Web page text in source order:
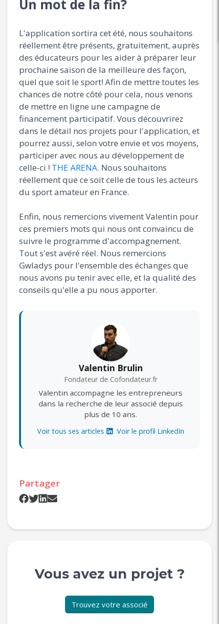
Un mot de la fin?
L'application sortira cet été, nous souhaitons
réellement être présents, gratuitement, auprès
des éducateurs pour les aider à préparer leur
prochaine saison de la meilleure des façon,
quel que soit le sport! Afin de mettre toutes les
chances de notre côté pour cela, nous venons
de mettre en ligne une campagne de
financement participatif. Vous découvrirez
dans le détail nos projets pour l'application, et
pourrez aussi, selon votre envie et vos moyens,
participer avec nous au développement de
celle-ci ! THE ARENA. Nous souhaitons
réellement que ce soit celle de tous les acteurs
du sport amateur en France.
Enfin, nous remercions vivement Valentin pour
ces premiers mots qui nous ont convaincu de
suivre le programme d'accompagnement.
Tout s'est avéré réel. Nous remercions
Gwladys pour l'ensemble des échanges que
nous avons pu tenir avec elle, et la qualité des
conseils qu'elle a pu nous apporter.
Valentin Brulin
Fondateur de Cofondateur.fr
Valentin accompagne les entrepreneurs
dans la recherche de leur associé depuis
plus de 10 ans.
Voir tous ses articles Voir le profil LinkedIn
Partager
Vous avez un projet ?
Trouvez votre associé